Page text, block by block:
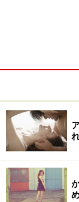
結婚相談
性はどん
まず、結婚相
ー、または40
を歩んできた